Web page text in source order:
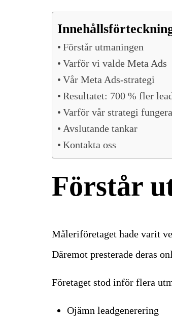
Förstår utmaningen
Varför vi valde Meta Ads
Vår Meta Ads-strategi
Resultatet: 700 % fler
Varför vår strategi
Avslutande tankar
Kontakta oss
Förstår
Måleriföretaget hade varit
Däremot presterade deras
Företaget stod inför flera
Ojämn leadgenerering